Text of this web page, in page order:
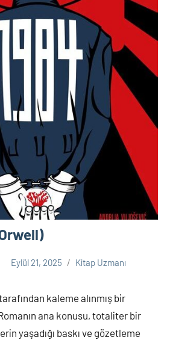
Eylül 21, 2025 Kitap Uzmanı
kaleme alınmış bir
ana konusu, totaliter bir
yaşadığı baskı ve gözetleme